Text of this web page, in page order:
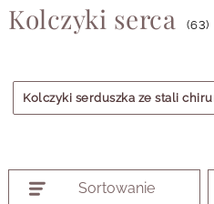
MENU
UŻYTKOWNIKA
Kolczyki serca (63)
Kolczyki serduszka ze stali
Sortowanie